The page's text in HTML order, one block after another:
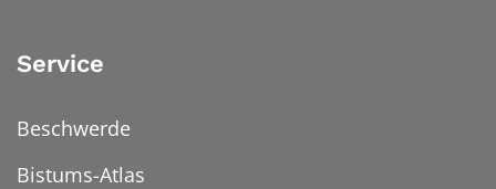
Service
Beschwerde
Bistums-Atlas